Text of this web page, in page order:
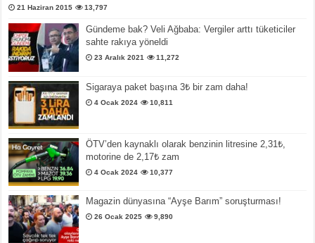
21 Haziran 2015 13,797
Gündeme bak? Veli Ağbaba: Vergiler arttı tüketiciler
sahte rakıya yöneldi
23 Aralık 2021 11,272
Sigaraya paket başına 3₺ bir zam daha!
4 Ocak 2024 10,811
ÖTV’den kaynaklı olarak benzinin litresine 2,31₺,
motorine de 2,17₺ zam
4 Ocak 2024 10,377
Magazin dünyasına “Ayşe Barım” soruşturması!
26 Ocak 2025 9,890